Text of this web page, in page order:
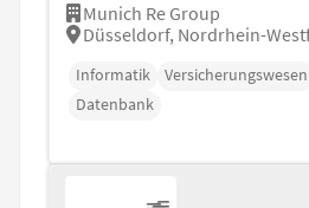
Munich Re Group
Düsseldorf, Nordrhein-
Informatik Versicherungswesen
Datenbank